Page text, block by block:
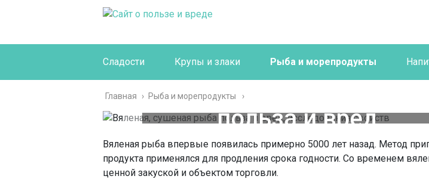
Сладости Крупы и злаки Рыба и морепродукты
Главная › Рыба и морепродукты
Вяленая, сушеная рыба
польза и вред,
исследования
Вяленая рыба впервые появилась примерно 5000 лет назад. Метод
продукта применялся для продления срока годности. Со временем
ценной закуской и объектом торговли.